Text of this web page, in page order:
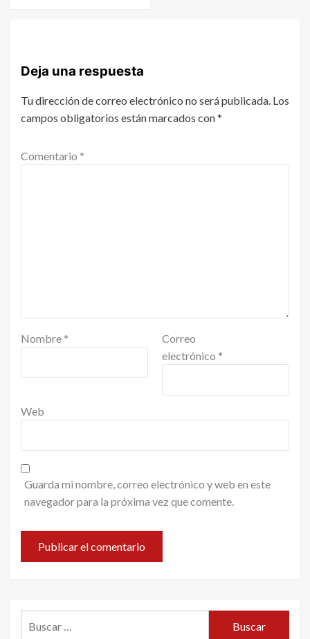
Deja una respuesta
Tu dirección de correo electrónico no será publicada. Los
campos obligatorios están marcados con*
Comentario *
Nombre *
Correo
electrónico *
Web
Guarda mi nombre, correo electrónico y web en este
navegador para la próxima vez que comente.